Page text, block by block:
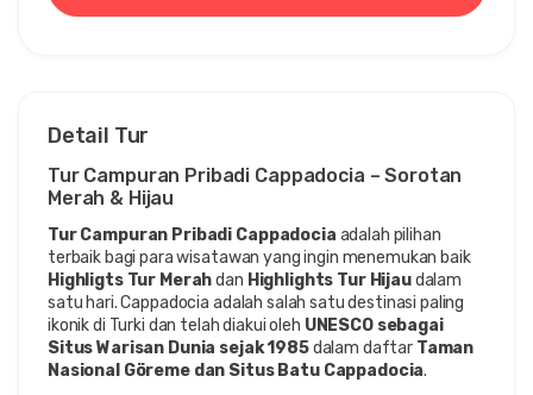
Detail Tur
Tur Campuran Pribadi Cappadocia – Sorotan
Merah & Hijau
Tur Campuran Pribadi Cappadocia adalah pilihan
terbaik bagi para wisatawan yang ingin menemukan baik
Highligts Tur Merah dan Highlights Tur Hijau dalam
satu hari. Cappadocia adalah salah satu destinasi paling
ikonik di Turki dan telah diakui oleh UNESCO sebagai
Situs Warisan Dunia sejak 1985 dalam daftar Taman
Nasional Göreme dan Situs Batu Cappadocia.